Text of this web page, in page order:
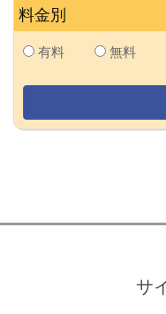
料金別
有料 無料
サ